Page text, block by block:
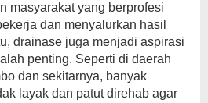
masyarakat yang berprofesi
dan menyalurkan hasil
drainase juga menjadi aspirasi
penting. Seperti di daerah
dan sekitarnya, banyak
layak dan patut direhab agar